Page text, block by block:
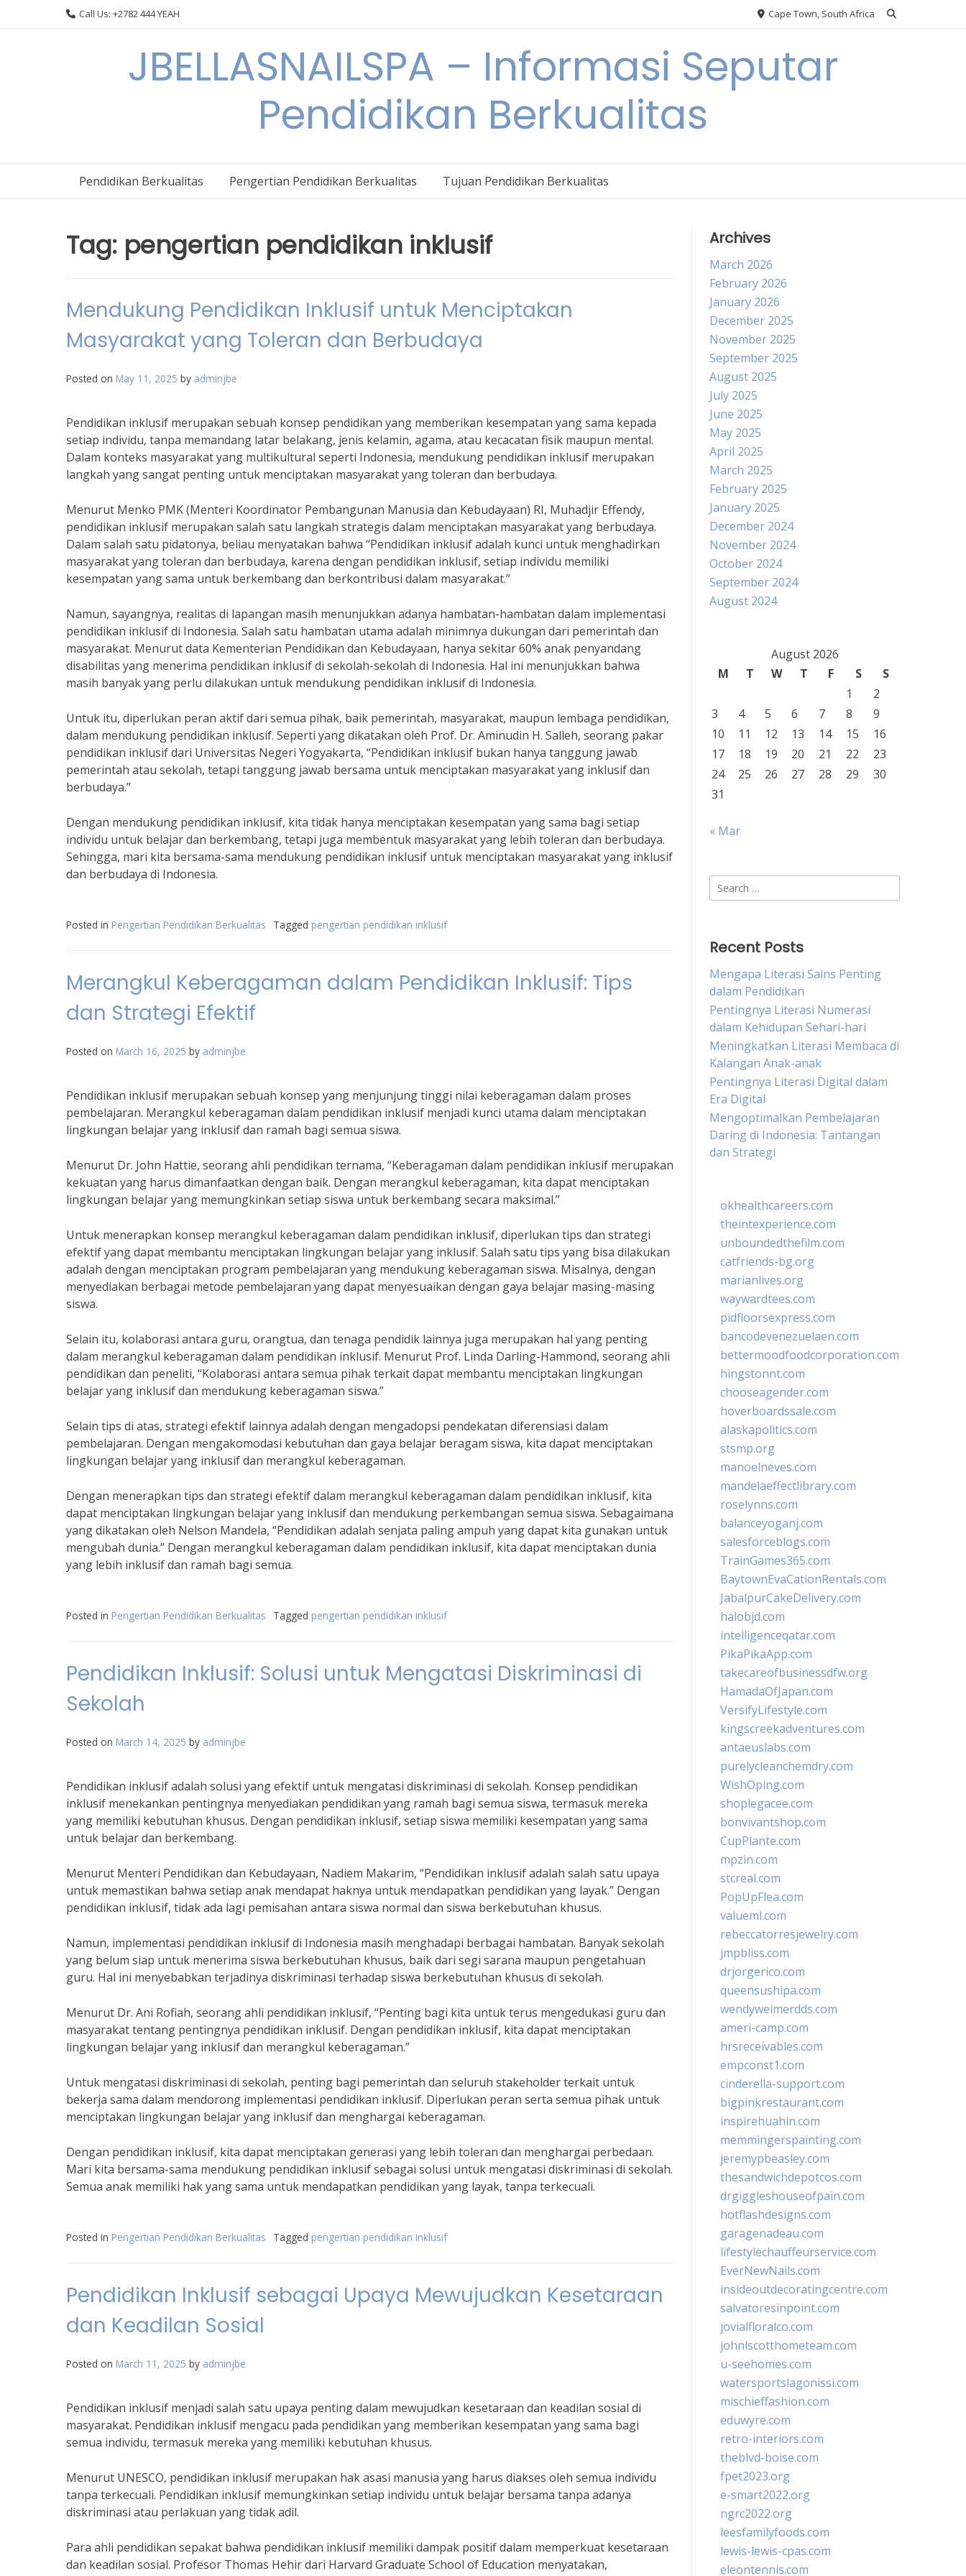
Call Us: +2782 444 YEAH Cape Town, South Africa
JBELLASNAILSPA – Informasi Seputar
Pendidikan Berkualitas
Pendidikan Berkualitas Pengertian Pendidikan Berkualitas Tujuan Pendidikan Berkualitas
Tag: pengertian pendidikan inklusif
Mendukung Pendidikan Inklusif untuk Menciptakan
Masyarakat yang Toleran dan Berbudaya
Posted on May 11, 2025 by adminjbe
Pendidikan inklusif merupakan sebuah konsep pendidikan yang memberikan kesempatan yang sama kepada
setiap individu, tanpa memandang latar belakang, jenis kelamin, agama, atau kecacatan fisik maupun mental.
Dalam konteks masyarakat yang multikultural seperti Indonesia, mendukung pendidikan inklusif merupakan
langkah yang sangat penting untuk menciptakan masyarakat yang toleran dan berbudaya.
Menurut Menko PMK (Menteri Koordinator Pembangunan Manusia dan Kebudayaan) RI, Muhadjir Effendy,
pendidikan inklusif merupakan salah satu langkah strategis dalam menciptakan masyarakat yang berbudaya.
Dalam salah satu pidatonya, beliau menyatakan bahwa “Pendidikan inklusif adalah kunci untuk menghadirkan
masyarakat yang toleran dan berbudaya, karena dengan pendidikan inklusif, setiap individu memiliki
kesempatan yang sama untuk berkembang dan berkontribusi dalam masyarakat.”
Namun, sayangnya, realitas di lapangan masih menunjukkan adanya hambatan-hambatan dalam implementasi
pendidikan inklusif di Indonesia. Salah satu hambatan utama adalah minimnya dukungan dari pemerintah dan
masyarakat. Menurut data Kementerian Pendidikan dan Kebudayaan, hanya sekitar 60% anak penyandang
disabilitas yang menerima pendidikan inklusif di sekolah-sekolah di Indonesia. Hal ini menunjukkan bahwa
masih banyak yang perlu dilakukan untuk mendukung pendidikan inklusif di Indonesia.
Untuk itu, diperlukan peran aktif dari semua pihak, baik pemerintah, masyarakat, maupun lembaga pendidikan,
dalam mendukung pendidikan inklusif. Seperti yang dikatakan oleh Prof. Dr. Aminudin H. Salleh, seorang pakar
pendidikan inklusif dari Universitas Negeri Yogyakarta, “Pendidikan inklusif bukan hanya tanggung jawab
pemerintah atau sekolah, tetapi tanggung jawab bersama untuk menciptakan masyarakat yang inklusif dan
berbudaya.”
Dengan mendukung pendidikan inklusif, kita tidak hanya menciptakan kesempatan yang sama bagi setiap
individu untuk belajar dan berkembang, tetapi juga membentuk masyarakat yang lebih toleran dan berbudaya.
Sehingga, mari kita bersama-sama mendukung pendidikan inklusif untuk menciptakan masyarakat yang inklusif
dan berbudaya di Indonesia.
Posted in Pengertian Pendidikan Berkualitas Tagged pengertian pendidikan inklusif
Merangkul Keberagaman dalam Pendidikan Inklusif: Tips
dan Strategi Efektif
Posted on March 16, 2025 by adminjbe
Pendidikan inklusif merupakan sebuah konsep yang menjunjung tinggi nilai keberagaman dalam proses
pembelajaran. Merangkul keberagaman dalam pendidikan inklusif menjadi kunci utama dalam menciptakan
lingkungan belajar yang inklusif dan ramah bagi semua siswa.
Menurut Dr. John Hattie, seorang ahli pendidikan ternama, “Keberagaman dalam pendidikan inklusif merupakan
kekuatan yang harus dimanfaatkan dengan baik. Dengan merangkul keberagaman, kita dapat menciptakan
lingkungan belajar yang memungkinkan setiap siswa untuk berkembang secara maksimal.”
Untuk menerapkan konsep merangkul keberagaman dalam pendidikan inklusif, diperlukan tips dan strategi
efektif yang dapat membantu menciptakan lingkungan belajar yang inklusif. Salah satu tips yang bisa dilakukan
adalah dengan menciptakan program pembelajaran yang mendukung keberagaman siswa. Misalnya, dengan
menyediakan berbagai metode pembelajaran yang dapat menyesuaikan dengan gaya belajar masing-masing
siswa.
Selain itu, kolaborasi antara guru, orangtua, dan tenaga pendidik lainnya juga merupakan hal yang penting
dalam merangkul keberagaman dalam pendidikan inklusif. Menurut Prof. Linda Darling-Hammond, seorang ahli
pendidikan dan peneliti, “Kolaborasi antara semua pihak terkait dapat membantu menciptakan lingkungan
belajar yang inklusif dan mendukung keberagaman siswa.”
Selain tips di atas, strategi efektif lainnya adalah dengan mengadopsi pendekatan diferensiasi dalam
pembelajaran. Dengan mengakomodasi kebutuhan dan gaya belajar beragam siswa, kita dapat menciptakan
lingkungan belajar yang inklusif dan merangkul keberagaman.
Dengan menerapkan tips dan strategi efektif dalam merangkul keberagaman dalam pendidikan inklusif, kita
dapat menciptakan lingkungan belajar yang inklusif dan mendukung perkembangan semua siswa. Sebagaimana
yang dikatakan oleh Nelson Mandela, “Pendidikan adalah senjata paling ampuh yang dapat kita gunakan untuk
mengubah dunia.” Dengan merangkul keberagaman dalam pendidikan inklusif, kita dapat menciptakan dunia
yang lebih inklusif dan ramah bagi semua.
Posted in Pengertian Pendidikan Berkualitas Tagged pengertian pendidikan inklusif
Pendidikan Inklusif: Solusi untuk Mengatasi Diskriminasi di
Sekolah
Posted on March 14, 2025 by adminjbe
Pendidikan inklusif adalah solusi yang efektif untuk mengatasi diskriminasi di sekolah. Konsep pendidikan
inklusif menekankan pentingnya menyediakan pendidikan yang ramah bagi semua siswa, termasuk mereka
yang memiliki kebutuhan khusus. Dengan pendidikan inklusif, setiap siswa memiliki kesempatan yang sama
untuk belajar dan berkembang.
Menurut Menteri Pendidikan dan Kebudayaan, Nadiem Makarim, “Pendidikan inklusif adalah salah satu upaya
untuk memastikan bahwa setiap anak mendapat haknya untuk mendapatkan pendidikan yang layak.” Dengan
pendidikan inklusif, tidak ada lagi pemisahan antara siswa normal dan siswa berkebutuhan khusus.
Namun, implementasi pendidikan inklusif di Indonesia masih menghadapi berbagai hambatan. Banyak sekolah
yang belum siap untuk menerima siswa berkebutuhan khusus, baik dari segi sarana maupun pengetahuan
guru. Hal ini menyebabkan terjadinya diskriminasi terhadap siswa berkebutuhan khusus di sekolah.
Menurut Dr. Ani Rofiah, seorang ahli pendidikan inklusif, “Penting bagi kita untuk terus mengedukasi guru dan
masyarakat tentang pentingnya pendidikan inklusif. Dengan pendidikan inklusif, kita dapat menciptakan
lingkungan belajar yang inklusif dan merangkul keberagaman.”
Untuk mengatasi diskriminasi di sekolah, penting bagi pemerintah dan seluruh stakeholder terkait untuk
bekerja sama dalam mendorong implementasi pendidikan inklusif. Diperlukan peran serta semua pihak untuk
menciptakan lingkungan belajar yang inklusif dan menghargai keberagaman.
Dengan pendidikan inklusif, kita dapat menciptakan generasi yang lebih toleran dan menghargai perbedaan.
Mari kita bersama-sama mendukung pendidikan inklusif sebagai solusi untuk mengatasi diskriminasi di sekolah.
Semua anak memiliki hak yang sama untuk mendapatkan pendidikan yang layak, tanpa terkecuali.
Posted in Pengertian Pendidikan Berkualitas Tagged pengertian pendidikan inklusif
Pendidikan Inklusif sebagai Upaya Mewujudkan Kesetaraan
dan Keadilan Sosial
Posted on March 11, 2025 by adminjbe
Pendidikan inklusif menjadi salah satu upaya penting dalam mewujudkan kesetaraan dan keadilan sosial di
masyarakat. Pendidikan inklusif mengacu pada pendidikan yang memberikan kesempatan yang sama bagi
semua individu, termasuk mereka yang memiliki kebutuhan khusus.
Menurut UNESCO, pendidikan inklusif merupakan hak asasi manusia yang harus diakses oleh semua individu
tanpa terkecuali. Pendidikan inklusif memungkinkan setiap individu untuk belajar bersama tanpa adanya
diskriminasi atau perlakuan yang tidak adil.
Para ahli pendidikan sepakat bahwa pendidikan inklusif memiliki dampak positif dalam memperkuat kesetaraan
dan keadilan sosial. Profesor Thomas Hehir dari Harvard Graduate School of Education menyatakan,
Archives
March 2026
February 2026
January 2026
December 2025
November 2025
September 2025
August 2025
July 2025
June 2025
May 2025
April 2025
March 2025
February 2025
January 2025
December 2024
November 2024
October 2024
September 2024
August 2024
August 2026
M
T W T F S
S
1
2
3
4 5 6 7 8
9
10
11 12 13 14 15
16
17
18 19 20 21 22
23
24
25 26 27 28 29
30
31
« Mar
Search
for:
Recent Posts
Mengapa Literasi Sains Penting
dalam Pendidikan
Pentingnya Literasi Numerasi
dalam Kehidupan Sehari-hari
Meningkatkan Literasi Membaca di
Kalangan Anak-anak
Pentingnya Literasi Digital dalam
Era Digital
Mengoptimalkan Pembelajaran
Daring di Indonesia: Tantangan
dan Strategi
okhealthcareers.com
theintexperience.com
unboundedthefilm.com
catfriends-bg.org
marianlives.org
waywardtees.com
pidfloorsexpress.com
bancodevenezuelaen.com
bettermoodfoodcorporation.com
hingstonnt.com
chooseagender.com
hoverboardssale.com
alaskapolitics.com
stsmp.org
manoelneves.com
mandelaeffectlibrary.com
roselynns.com
balanceyoganj.com
salesforceblogs.com
TrainGames365.com
BaytownEvaCationRentals.com
JabalpurCakeDelivery.com
halobjd.com
intelligenceqatar.com
PikaPikaApp.com
takecareofbusinessdfw.org
HamadaOfJapan.com
VersifyLifestyle.com
kingscreekadventures.com
antaeuslabs.com
purelycleanchemdry.com
WishOping.com
shoplegacee.com
bonvivantshop.com
CupPlante.com
mpzin.com
stcreal.com
PopUpFlea.com
valueml.com
rebeccatorresjewelry.com
jmpbliss.com
drjorgerico.com
queensushipa.com
wendyweimerdds.com
ameri-camp.com
hrsreceivables.com
empconst1.com
cinderella-support.com
bigpinkrestaurant.com
inspirehuahin.com
memmingerspainting.com
jeremypbeasley.com
thesandwichdepotcos.com
drgiggleshouseofpain.com
hotflashdesigns.com
garagenadeau.com
lifestylechauffeurservice.com
EverNewNails.com
insideoutdecoratingcentre.com
salvatoresinpoint.com
jovialfloralco.com
johnlscotthometeam.com
u-seehomes.com
watersportslagonissi.com
mischieffashion.com
eduwyre.com
retro-interiors.com
theblvd-boise.com
fpet2023.org
e-smart2022.org
ngrc2022.org
leesfamilyfoods.com
lewis-lewis-cpas.com
eleontennis.com